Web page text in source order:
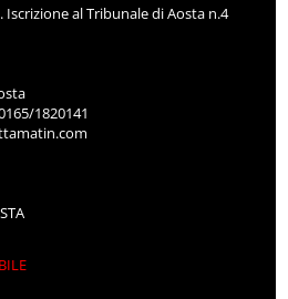
al Tribunale di Aosta n.4
1820141